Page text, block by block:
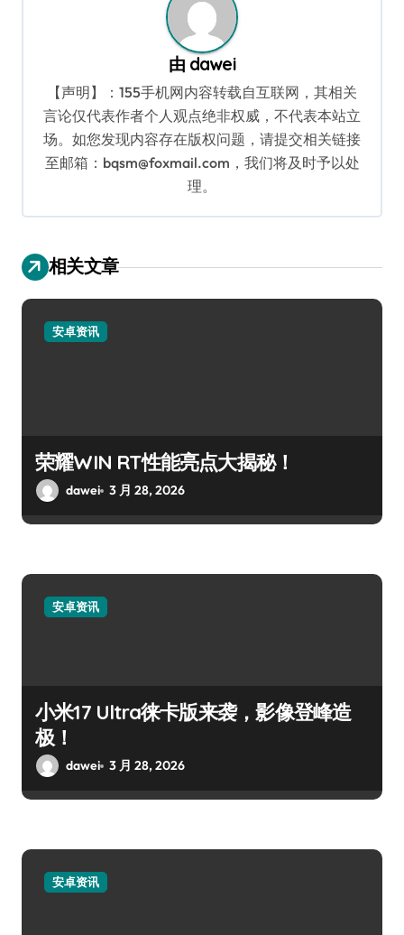
由 dawei
【声明】：155手机网内容转载自互联网，其相关
言论仅代表作者个人观点绝非权威，不代表本站立
场。如您发现内容存在版权问题，请提交相关链接
至邮箱：bqsm@foxmail.com，我们将及时予以处
理。
相关文章
安卓资讯
荣耀WIN RT性能亮点大揭秘！
dawei 3 月 28, 2026
安卓资讯
小米17 Ultra徕卡版来袭，影像登峰造
极！
dawei 3 月 28, 2026
安卓资讯